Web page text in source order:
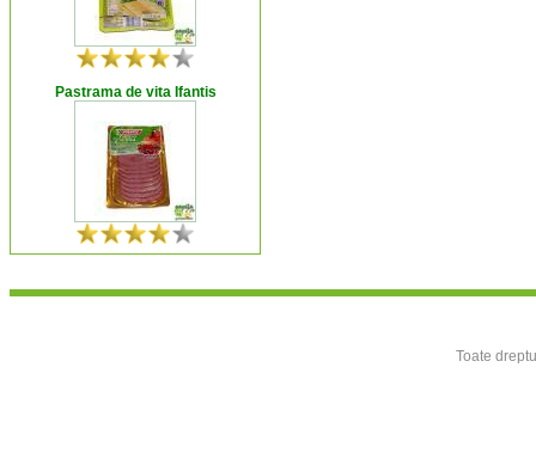
Pastrama de vita Ifantis
Toate